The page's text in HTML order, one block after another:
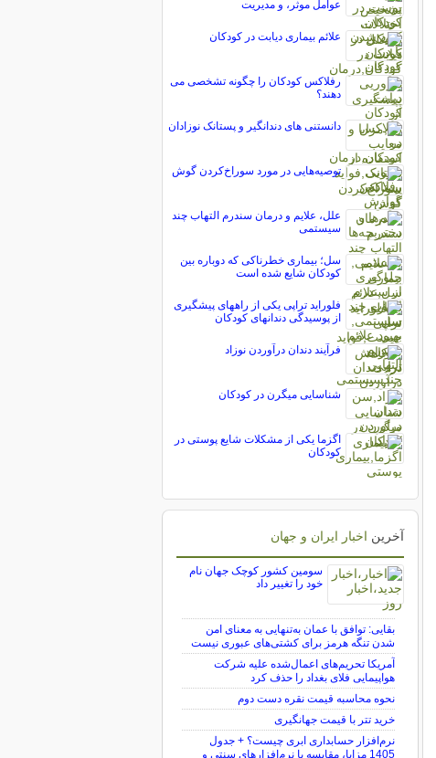
عوامل موثر، و مدیریت
علائم بیماری دیابت در کودکان
رفلاکس کودکان را چگونه تشخصی می
دهند؟
دانستنی های دندانگیر و پستانک نوزادان
توصيه‌هایی در مورد سوراخ‌كردن گوش
علل، علایم و درمان سندرم التهاب چند
سیستمی
سل؛ بیماری خطرناکی که دوباره بین
کودکان شایع شده است
فلوراید تراپی یکی از راههای پیشگیری
از پوسیدگی دندانهای کودکان
فرآیند دندان درآوردن نوزاد
شناسایی میگرن در کودکان
اگزما یکی از مشکلات شایع پوستی در
کودکان
آخرین اخبار ایران و جهان
سومین کشور کوچک جهان نام
خود را تغییر داد
بقایی: توافق با عمان به‌تنهایی به معنای امن
شدن تنگه هرمز برای کشتی‌های عبوری نیست
آمریکا تحریم‌های اعمال‌شده علیه شرکت
هواپیمایی فلای بغداد را حذف کرد
نحوه محاسبه قیمت نقره دست دوم
خرید تتر با قیمت جهانگیری
نرم‌افزار حسابداری ابری چیست؟ + جدول
1405 مزایا، مقایسه با نرم‌افزارهای سنتی و